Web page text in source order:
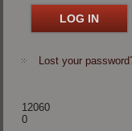
Lost your
12060
0